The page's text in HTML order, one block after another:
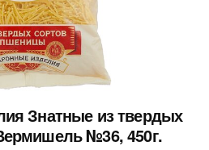
Знатные из твердых
№36, 450г.